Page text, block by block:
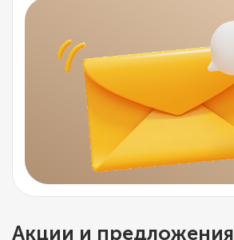
Акции и предложения